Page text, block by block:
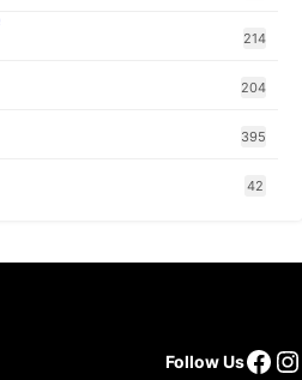
214
204
395
42
Follow Us